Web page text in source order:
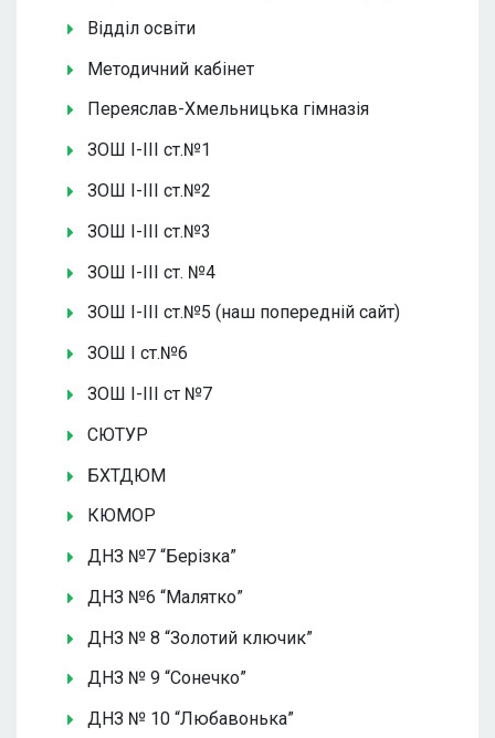
Відділ освіти
Методичний кабінет
Переяслав-Хмельницька гімназія
ЗОШ І-ІІІ ст.№1
ЗОШ І-ІІІ ст.№2
ЗОШ І-ІІІ ст.№3
ЗОШ І-ІІІ ст. №4
ЗОШ І-ІІІ ст.№5 (наш попередній сайт)
ЗОШ І ст.№6
ЗОШ І-ІІІ ст №7
СЮТУР
БХТДЮМ
КЮМОР
ДНЗ №7 “Берізка”
ДНЗ №6 “Малятко”
ДНЗ № 8 “Золотий ключик”
ДНЗ № 9 “Сонечко”
ДНЗ № 10 “Любавонька”